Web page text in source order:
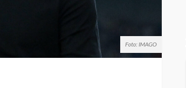
Foto: IMAGO